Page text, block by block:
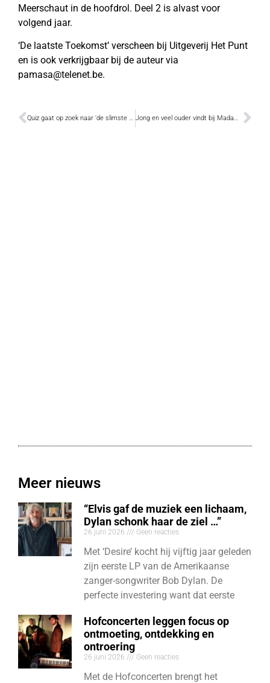
Meerschaut in de hoofdrol. Deel 2 is alvast voor
volgend jaar.
‘De laatste Toekomst’ verscheen bij Uitgeverij Het Punt
en is ook verkrijgbaar bij de auteur via
pamasa@telenet.be.
Quiz gaat op zoek naar ‘de slimste straat van Dendermonde’ Jong en veel ouder vindt bij Madame Bonbon een snoepparadijs
Meer nieuws
“Elvis gaf de muziek een lichaam,
Dylan schonk haar de ziel …”
26 juni 2026 Geen reacties
Met ‘Desire’ kocht hij vijftig jaar geleden
zijn eerste LP van de Amerikaanse
zanger-songwriter Bob Dylan. De
perfecte investering want dat eerste
Hofconcerten leggen focus op
ontmoeting, ontdekking en
ontroering
26 juni 2026 Geen reacties
Met de Hofconcerten brengt het